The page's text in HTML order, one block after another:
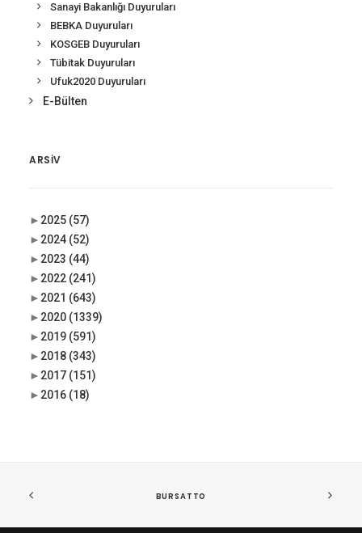
Sanayi Bakanlığı Duyuruları
BEBKA Duyuruları
KOSGEB Duyuruları
Tübitak Duyuruları
Ufuk2020 Duyuruları
E-Bülten
ARSIV
► 2025 (57)
► 2024 (52)
► 2023 (44)
► 2022 (241)
► 2021 (643)
► 2020 (1339)
► 2019 (591)
► 2018 (343)
► 2017 (151)
► 2016 (18)
BURSATTO